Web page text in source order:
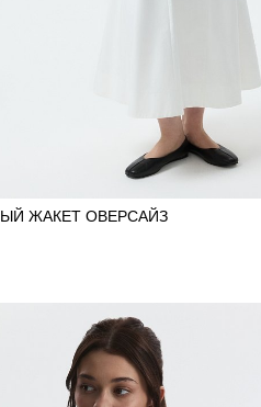
44 46 48
ЖАКЕТ ОВЕРСАЙЗ